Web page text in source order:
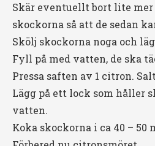
Skär eventuellt bort lite mer
skockorna så att de sedan
Skölj skockorna noga och
Fyll på med vatten, de ska
Pressa saften av 1 citron.
Lägg på ett lock som håller
vatten.
Koka skockorna i ca 40 – 50